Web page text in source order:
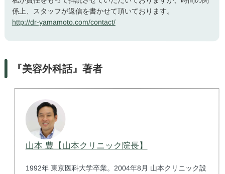
係上、スタッフが返信を書かせて頂いております。
http://dr-yamamoto.com/contact/
『美容外科話』著者
山本 豊【山本クリニック院長】
1992年 東京医科大学卒業。2004年8月 山本クリニック設